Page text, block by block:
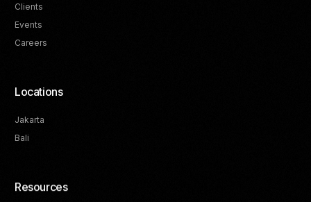
Clients
Events
Careers
Locations
Jakarta
Bali
Resources